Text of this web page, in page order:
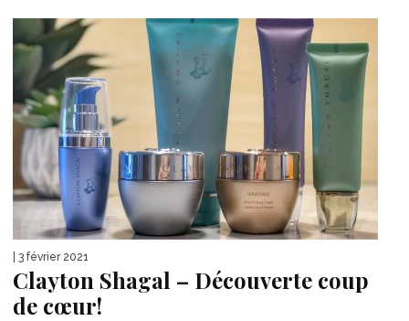
| 3 février 2021
Clayton Shagal – Découverte coup
de cœur!